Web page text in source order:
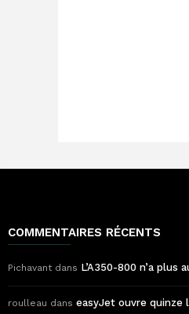
COMMENTAIRES RÉCENTS
Pichavant dans L’A350-800 n’a plus
roulleau dans easyJet ouvre quinze